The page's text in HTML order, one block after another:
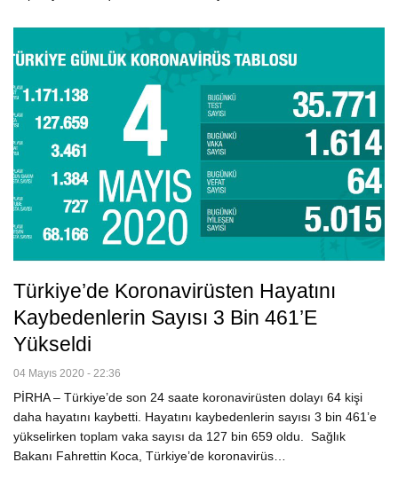
Türkiye’de Koronavirüsten Hayatını
Kaybedenlerin Sayısı 3 Bin 461’e
Yükseldi
04 Mayıs 2020 - 22:36
PİRHA – Türkiye’de son 24 saate koronavirüsten dolayı 64 kişi
daha hayatını kaybetti. Hayatını kaybedenlerin sayısı 3 bin 461’e
yükselirken toplam vaka sayısı da 127 bin 659 oldu. Sağlık
Bakanı Fahrettin Koca, Türkiye’de koronavirüs…